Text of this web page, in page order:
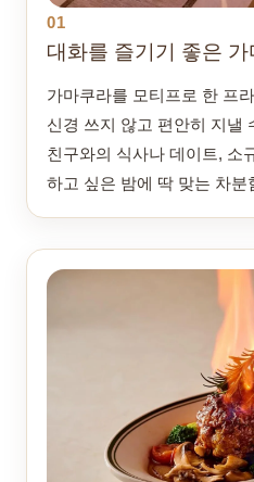
01
대화를 즐기기 좋은
가마쿠라를 모티프로 한 프
신경 쓰지 않고 편안히 지낼
친구와의 식사나 데이트, 소
하고 싶은 밤에 딱 맞는 차분